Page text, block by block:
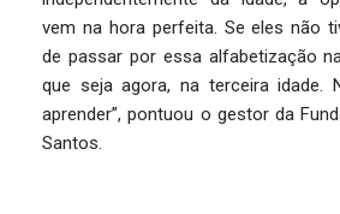
vem na hora perfeita. Se eles não
de passar por essa alfabetização
que seja agora, na terceira idade.
aprender”, pontuou o gestor da
Santos.